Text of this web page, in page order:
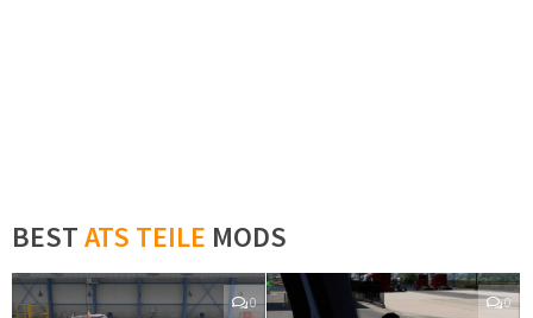
BESTATS TEILE MODS
0 0